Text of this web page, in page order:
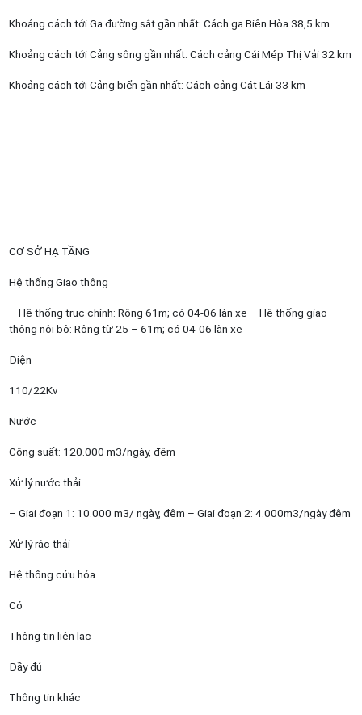
Khoảng cách tới Ga đường sắt gần nhất: Cách ga Biên Hòa 38,5 km
Khoảng cách tới Cảng sông gần nhất: Cách cảng Cái Mép Thị Vải 32 km
Khoảng cách tới Cảng biển gần nhất: Cách cảng Cát Lái 33 km
CƠ SỞ HẠ TẦNG
Hệ thống Giao thông
– Hệ thống trục chính: Rộng 61m; có 04-06 làn xe – Hệ thống giao
thông nội bộ: Rộng từ 25 – 61m; có 04-06 làn xe
Điện
110/22Kv
Nước
Công suất: 120.000 m3/ngày, đêm
Xử lý nước thải
– Giai đoạn 1: 10.000 m3/ ngày, đêm – Giai đoạn 2: 4.000m3/ngày đêm
Xử lý rác thải
Hệ thống cứu hỏa
Có
Thông tin liên lạc
Đầy đủ
Thông tin khác